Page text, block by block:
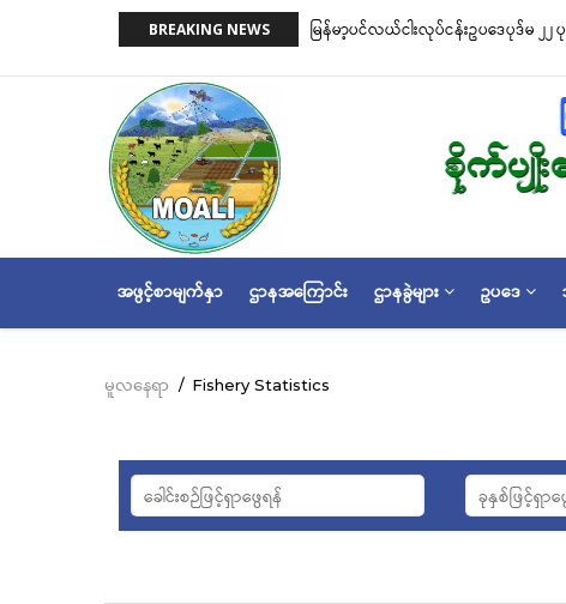
BREAKING NEWS
နှင့် ငါးမဖမ်းရဧရိယာ(Closed Area
မြန်မာ့ပင်လယ်ငါးလုပ်ငန်းဥပဒေပုဒ်မ ၂
MAIN
NAVIGATION
အဖွင့်စာမျက်နှာ ဌာနအကြောင်း ဌာနခွဲများ ဥပဒေ
Breadcrumb
မူလနေရာ / Fishery Statistics